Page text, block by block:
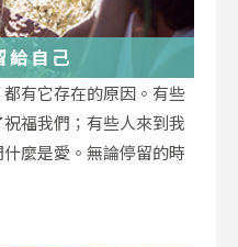
給自己
有它存在的原因。有些
福我們；有些人來到我
麼是愛。無論停留的時